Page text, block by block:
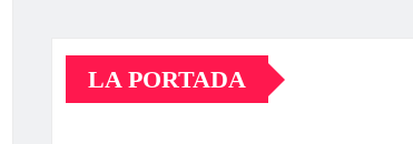
LA PORTADA